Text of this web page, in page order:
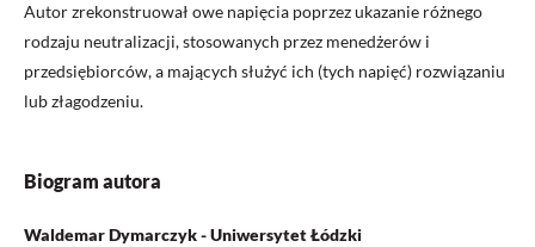
Autor zrekonstruował owe napięcia poprzez ukazanie różnego
rodzaju neutralizacji, stosowanych przez menedżerów i
przedsiębiorców, a mających służyć ich (tych napięć) rozwiązaniu
lub złagodzeniu.
Biogram autora
Waldemar Dymarczyk - Uniwersytet Łódzki